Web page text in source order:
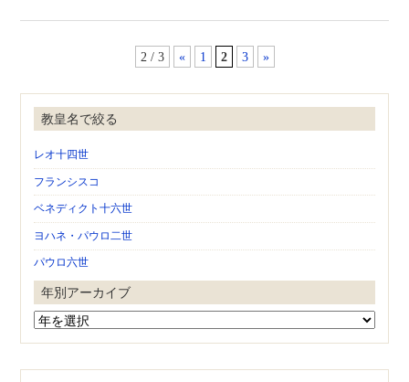
2 / 3 « 1 2 3 »
教皇名で絞る
レオ十四世
フランシスコ
ベネディクト十六世
ヨハネ・パウロ二世
パウロ六世
年別アーカイブ